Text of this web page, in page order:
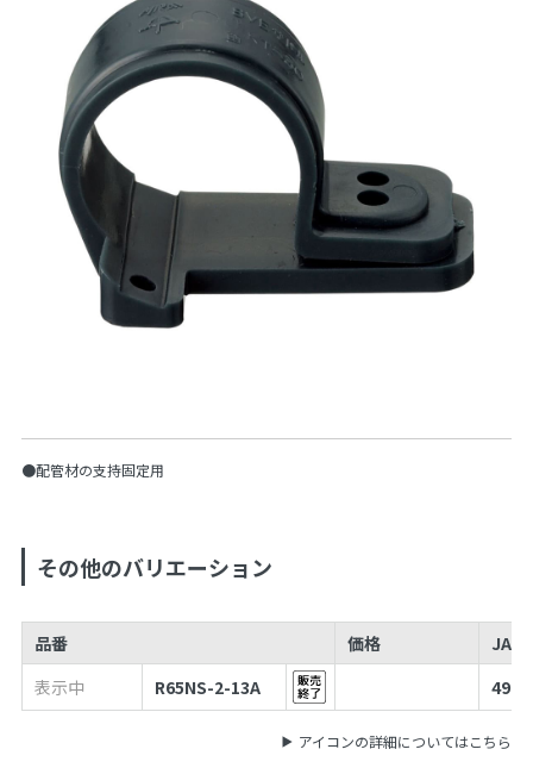
●配管材の支持固定用
その他のバリエーション
品番 価格
JAN
表示中
R65NS-2-13A
アイコンの詳細についてはこちら